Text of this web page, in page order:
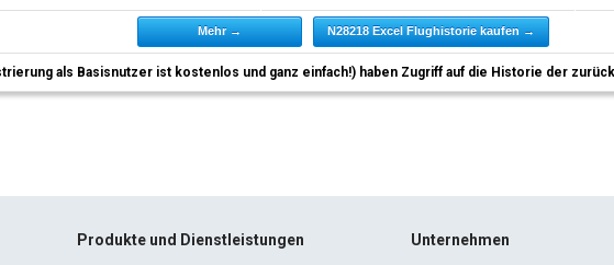
Mehr → N28218 Excel Flughistorie kaufen →
als Basisnutzer ist kostenlos und ganz einfach!) haben Zugriff auf die Historie der
Produkte und Dienstleistungen
Unternehmen